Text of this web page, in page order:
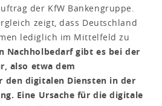
der KfW Bankengruppe.
zeigt, dass Deutschland
lediglich im Mittelfeld zu
Nachholbedarf gibt es bei der
also etwa dem
den digitalen Diensten in der
Eine Ursache für die digitale